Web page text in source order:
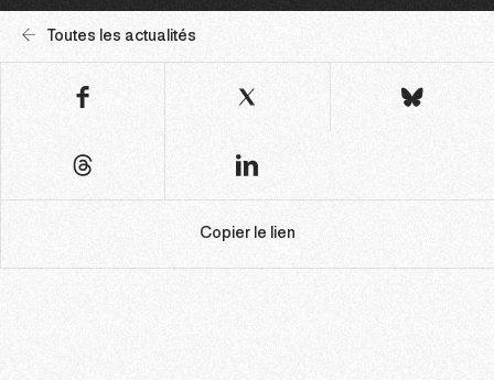
Toutes les actualités
Copier le lien